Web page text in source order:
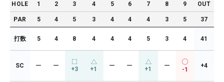
HOLE 1 2 3 4 5 6 7 8 9 OUT
PAR 5 4 5 3 4 4 4 3 5 37
打数 5 4 8 4 4 4 5 3 4 41
SC ー ー +3 +1 ー ー +1 ー
-1
+4